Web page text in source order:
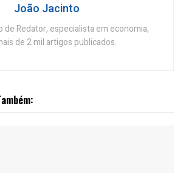
João Jacinto
de Redator, especialista em economia,
de 2 mil artigos publicados.